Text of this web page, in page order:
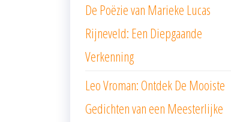
De Poëzie van Marieke Lucas
Rijneveld: Een Diepgaande
Verkenning
Leo Vroman: Ontdek De Mooiste
Gedichten van een Meesterlijke